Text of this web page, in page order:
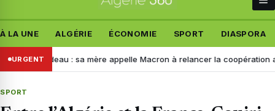
À LA UNE ALGÉRIE ÉCONOMIE SPORT DIASPORA
URGENT: sa mère appelle Macron à relancer la coopération avec
SPORT